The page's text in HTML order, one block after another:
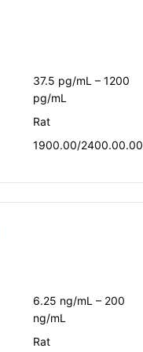
37.5 pg/mL – 1200
pg/mL
Rat
1900.00/2400.00.00
6.25 ng/mL – 200
ng/mL
Rat